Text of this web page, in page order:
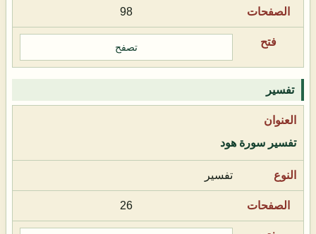
98
تصفح
تفسير
تفسير سورة هود
تفسير
26